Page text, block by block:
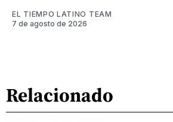
EL TIEMPO LATINO TEAM
7 de agosto de 2026
Relacionado